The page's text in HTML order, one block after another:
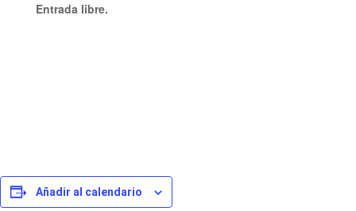
Entrada libre.
Añadir al calendario